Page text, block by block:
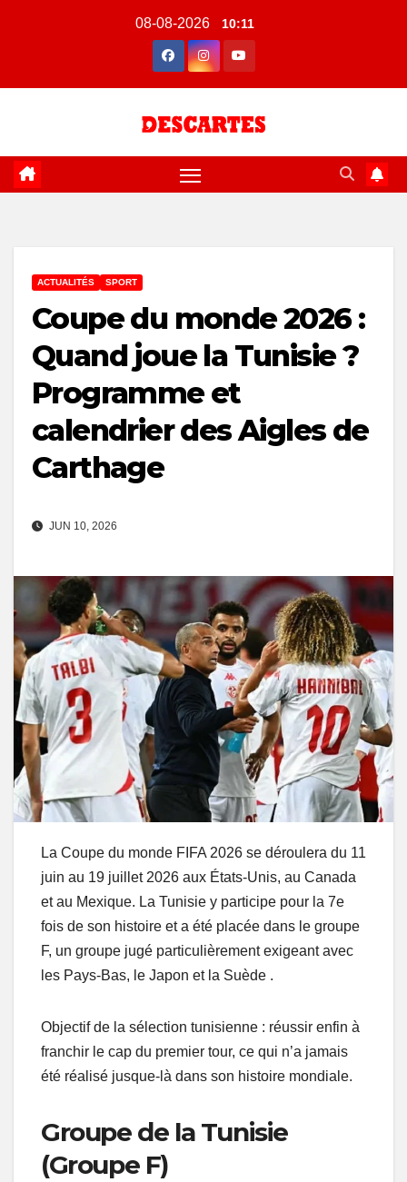
08-08-2026 10:11
ACTUALITÉS SPORT
Coupe du monde 2026 :
Quand joue la Tunisie ?
Programme et
calendrier des Aigles de
Carthage
JUN 10, 2026
La Coupe du monde FIFA 2026 se déroulera du 11
juin au 19 juillet 2026 aux États-Unis, au Canada
et au Mexique. La Tunisie y participe pour la 7e
fois de son histoire et a été placée dans le groupe
F, un groupe jugé particulièrement exigeant avec
les Pays-Bas, le Japon et la Suède .
Objectif de la sélection tunisienne : réussir enfin à
franchir le cap du premier tour, ce qui n’a jamais
été réalisé jusque-là dans son histoire mondiale.
Groupe de la Tunisie
(Groupe F)